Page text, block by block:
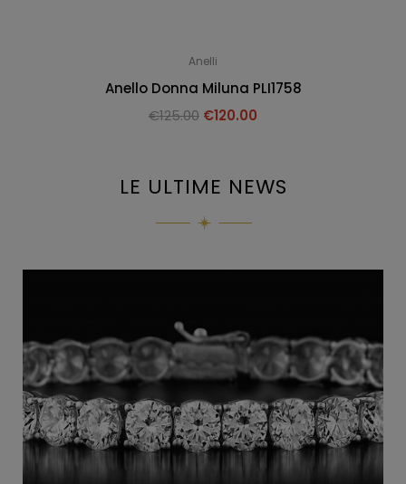
Anelli
Anello Donna Miluna PLI1758
€125.00 €120.00
LE ULTIME NEWS